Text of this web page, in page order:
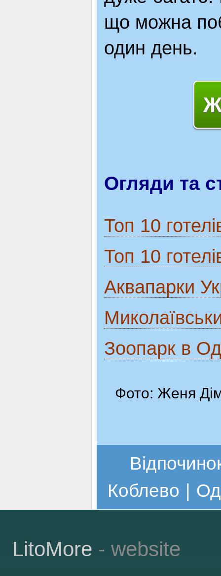
що можна
один день.
Огляди та
Топ 10
Топ 10
Аквапарки
Зоопарк в
Фото: Женя
Коблево
LitoMore - website